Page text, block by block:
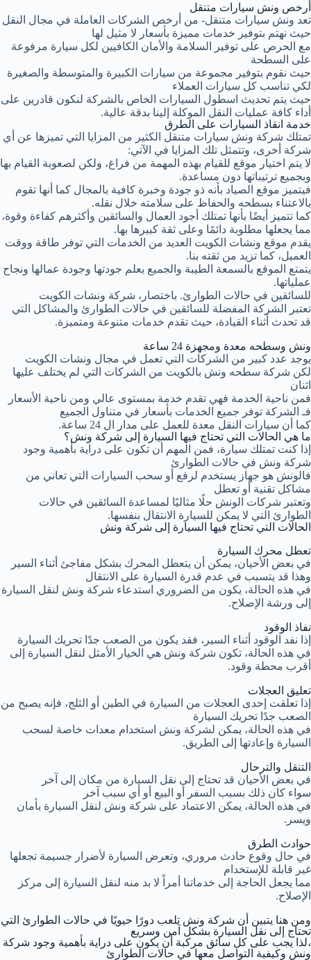
أرخص ونش سيارات متنقل
تعد ونش سيارات متنقل- من أرخص الشركات العاملة في مجال النقل
حيث نهتم بتوفير خدمات مميزة بأسعار لا مثيل لها
مع الحرص على توفير السلامة والأمان الكافيين لكل سيارة مرفوعة
على السطحة
حيث نقوم بتوفير مجموعة من سيارات الكبيرة والمتوسطة والصغيرة
لكي تناسب كل سيارات العملاء
حيث يتم تحديث اسطول السيارات الخاص بالشركة لنكون قادرين على
أداء كافة عمليات النقل الموكلة إلينا بدقة عالية.
خدمة انقاذ السيارات على الطرق
تمتلك شركة ونش سيارات متنقل الكثير من المزايا التي تميزها عن أي
شركة أخرى، وتتمثل تلك المزايا في الآتي:
لا يتم اختيار موقع للقيام بهذه المهمة من فراغ، ولكن لصعوبة القيام بها
وبجميع ترتيباتها دون مساعدة.
فيتميز موقع الصياد بأنه ذو جودة وخبرة كافية بالمجال كما أنها تقوم
بالاعتناء بسطحه والحفاظ على سلامته خلال نقله.
كما تتميز أيضًا بأنها تمتلك أجود العمال والسائقين وأكثرهم كفاءة وقوة،
مما يجعلها مطلوبة دائمًا وعلى ثقة كبيرها بها.
يقدم موقع ونشات الكويت العديد من الخدمات التي توفر طاقة ووقت
العميل، كما تزيد من ثقته بنا.
يتمتع الموقع بالسمعة الطيبة والجميع يعلم جودتها وجودة عمالها ونجاح
عملياتها.
للسائقين في حالات الطوارئ. باختصار، شركة ونشات الكويت
تعتبر الشركة المفضلة للسائقين في حالات الطوارئ والمشاكل التي
قد تحدث أثناء القيادة، حيث تقدم خدمات متنوعة ومتميزة.
ونش وسطحه معدة ومجهزة 24 ساعة
يوجد عدد كبير من الشركات التي تعمل في مجال ونشات الكويت
لكن شركة سطحه ونش بالكويت من الشركات التي لم يختلف عليها
اثنان
فمن ناحية الخدمة فهي تقدم خدمة بمستوى عالي ومن ناحية الأسعار
فـ الشركة توفر جميع الخدمات بأسعار في متناول الجميع
كما أن سيارات النقل معدة للعمل على مدار ال 24 ساعة.
ما هي الحالات التي تحتاج فيها السيارة إلى شركة ونش؟
إذا كنت تمتلك سيارة، فمن المهم أن تكون على دراية بأهمية وجود
شركة ونش في حالات الطوارئ
فالونش هو جهاز يستخدم لرفع أو سحب السيارات التي تعاني من
مشاكل تقنية أو تعطل
وتعتبر شركات الونش حلًا مثاليًا لمساعدة السائقين في حالات
الطوارئ التي لا يمكن للسيارة الانتقال بنفسها.
الحالات التي تحتاج فيها السيارة إلى شركة ونش
تعطل محرك السيارة
في بعض الأحيان، يمكن أن يتعطل المحرك بشكل مفاجئ أثناء السير
وهذا قد يتسبب في عدم قدرة السيارة على الانتقال
في هذه الحالة، يكون من الضروري استدعاء شركة ونش لنقل السيارة
إلى ورشة الإصلاح.
نفاذ الوقود
إذا نفد الوقود أثناء السير، فقد يكون من الصعب جدًا تحريك السيارة
في هذه الحالة، تكون شركة ونش هي الخيار الأمثل لنقل السيارة إلى
أقرب محطة وقود.
تعليق العجلات
إذا تعلقت إحدى العجلات من السيارة في الطين أو الثلج، فإنه يصبح من
الصعب جدًا تحريك السيارة
في هذه الحالة، يمكن لشركة ونش استخدام معدات خاصة لسحب
السيارة وإعادتها إلى الطريق.
التنقل والترحال
في بعض الأحيان قد تحتاج إلى نقل السيارة من مكان إلى آخر
سواء كان ذلك بسبب السفر أو البيع أو أي سبب آخر
في هذه الحالة، يمكن الاعتماد على شركة ونش لنقل السيارة بأمان
ويسر.
حوادث الطرق
في حال وقوع حادث مروري، وتعرض السيارة لأضرار جسيمة تجعلها
غير قابلة للإستخدام
مما يجعل الحاجة إلى خدماتنا أمراً لا بد منه لنقل السيارة إلى مركز
الإصلاح.
ومن هنا يتبين أن شركة ونش تلعب دورًا حيويًا في حالات الطوارئ التي
تحتاج إلى نقل السيارة بشكل آمن وسريع
،لذا يجب على كل سائق مركبة أن يكون على دراية بأهمية وجود شركة
ونش وكيفية التواصل معها في حالات الطوارئ